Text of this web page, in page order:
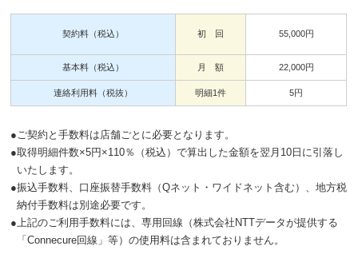
契約料（税込） 初 回 55,000円
基本料（税込） 月 額 22,000円
連絡利用料（税抜） 明細1件 5円
●ご契約と手数料は店舗ごとに必要となります。
●取得明細件数×5円×110％（税込）で算出した金額を翌月10日に引落し
いたします。
●振込手数料、口座振替手数料（Qネット・ワイドネット含む）、地方税
納付手数料は別途必要です。
●上記のご利用手数料には、専用回線（株式会社NTTデータが提供する
「Connecure回線」等）の使用料は含まれておりません。